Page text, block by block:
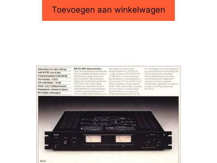
Toevoegen aan winkelwagen